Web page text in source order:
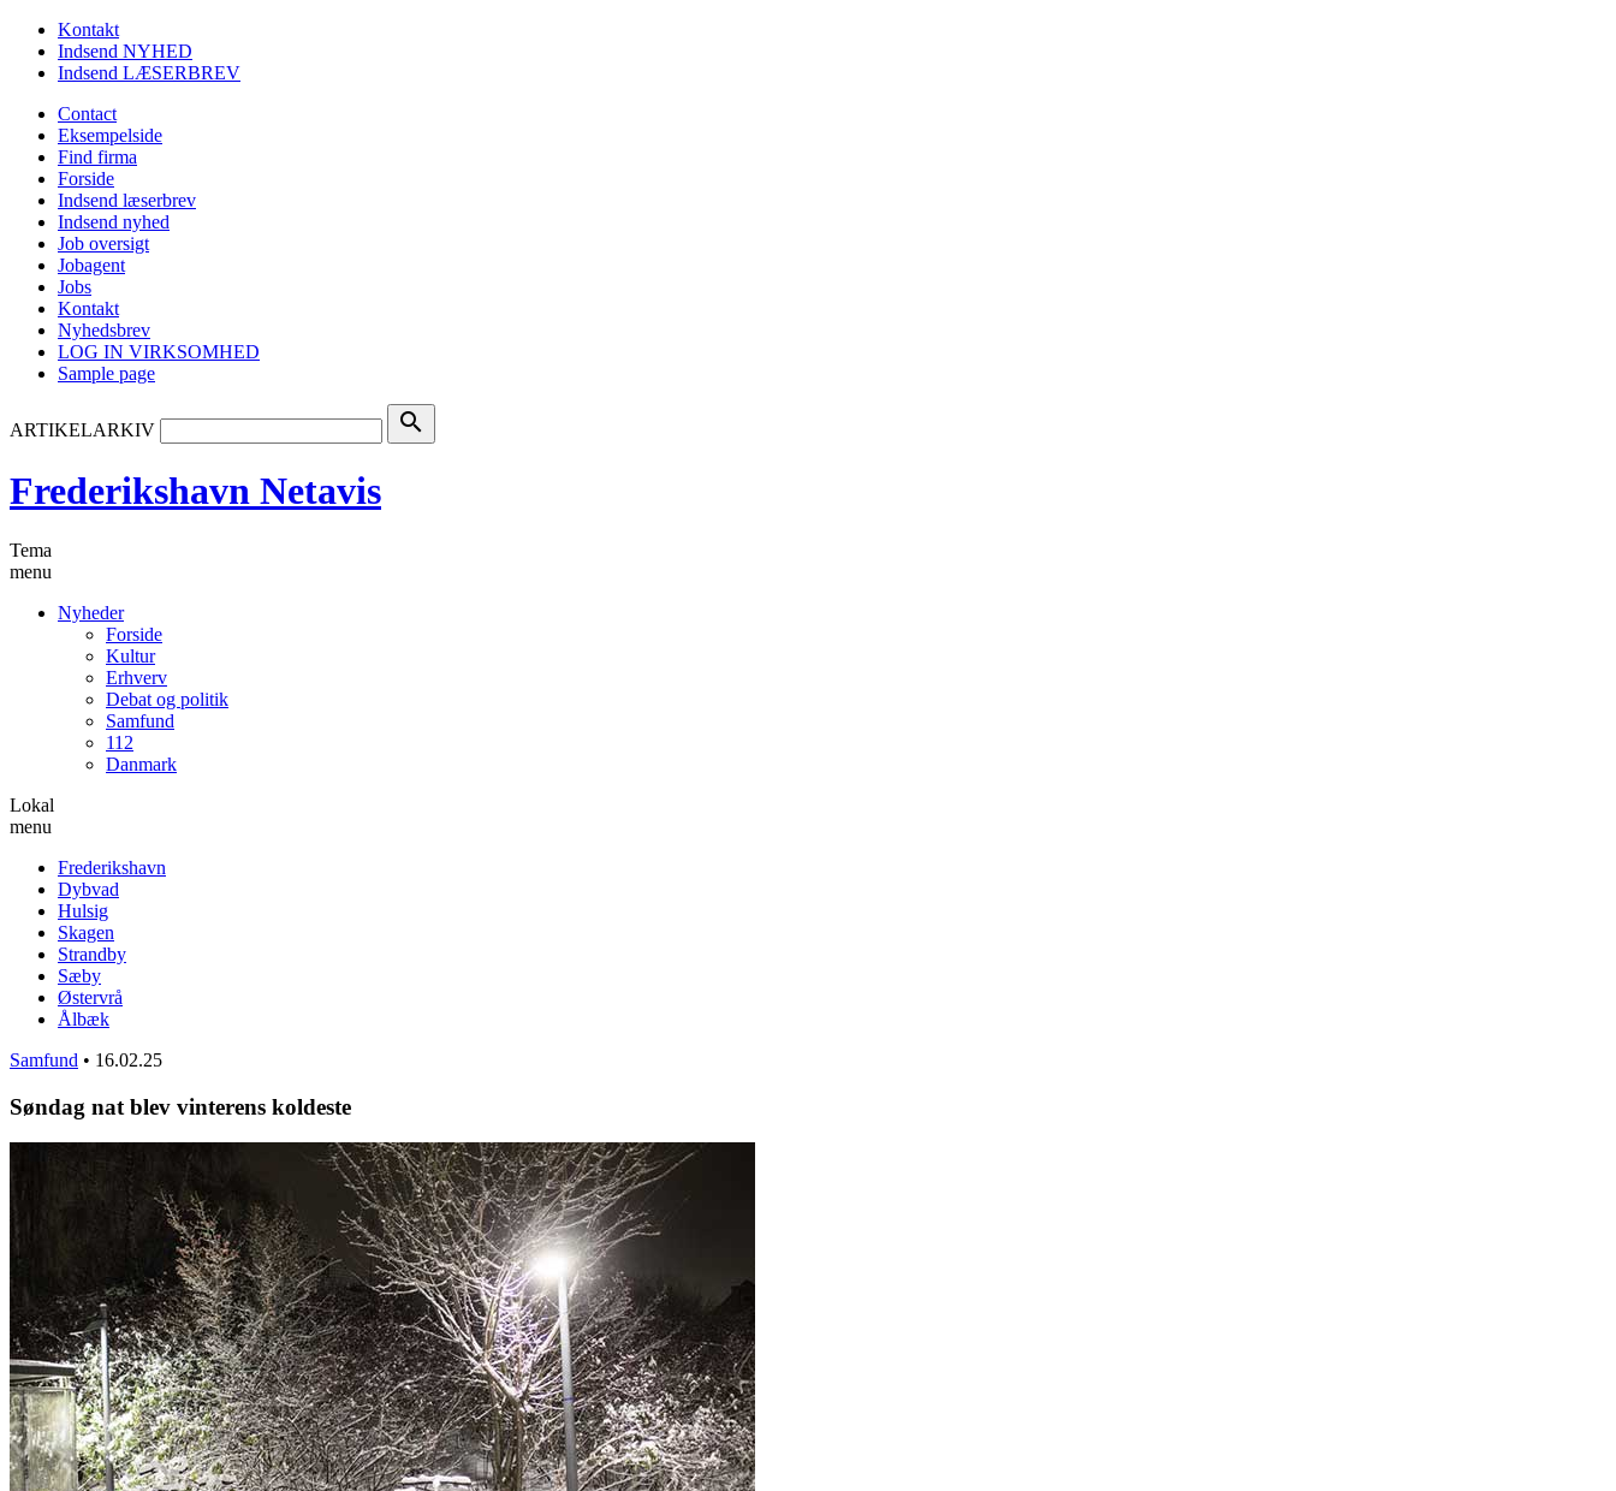
Kontakt
Indsend NYHED
Indsend LÆSERBREV
Contact
Eksempelside
Find firma
Forside
Indsend læserbrev
Indsend nyhed
Job oversigt
Jobagent
Jobs
Kontakt
Nyhedsbrev
LOG IN VIRKSOMHED
Sample page
ARTIKELARKIV search
Frederikshavn Netavis
Tema
menu
Nyheder
Forside
Kultur
Erhverv
Debat og politik
Samfund
112
Danmark
Lokal
menu
Frederikshavn
Dybvad
Hulsig
Skagen
Strandby
Sæby
Østervrå
Ålbæk
Samfund • 16.02.25
Søndag nat blev vinterens koldeste